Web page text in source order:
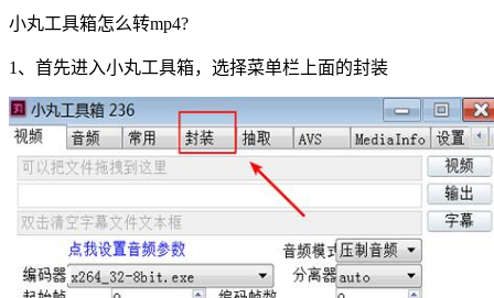
小丸工具箱怎么转mp4?
1、首先进入小丸工具箱，选择菜单栏上面的封装